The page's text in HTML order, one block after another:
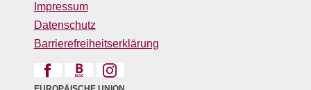
Impressum
Datenschutz
Barrierefreiheitserklärung